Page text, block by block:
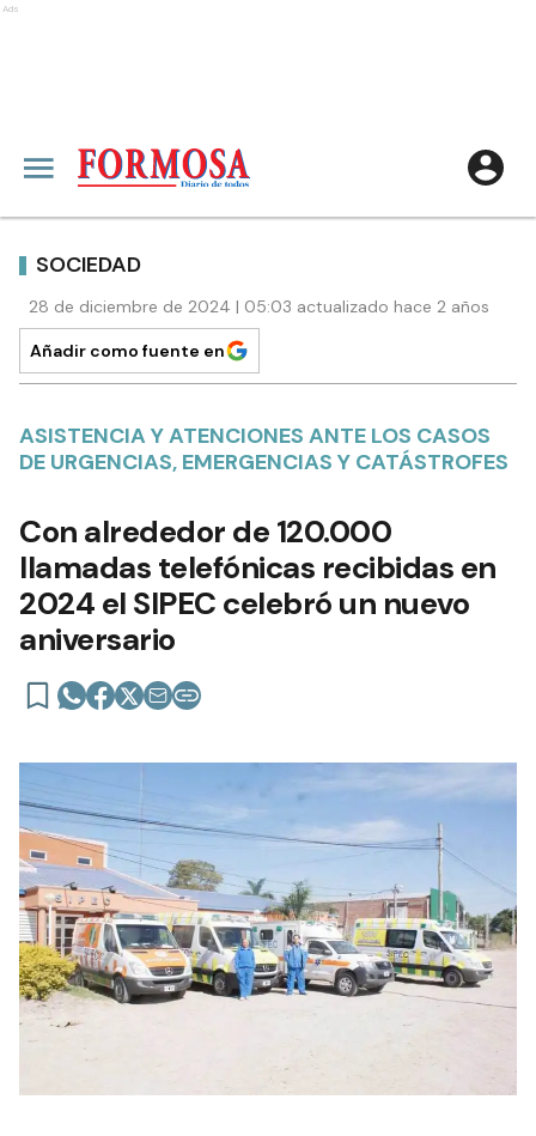
Ads
SOCIEDAD
28 de diciembre de 2024 | 05:03 actualizado hace 2 años
Añadir como fuente en
ASISTENCIA Y ATENCIONES ANTE LOS CASOS
DE URGENCIAS, EMERGENCIAS Y CATÁSTROFES
Con alrededor de 120.000
llamadas telefónicas recibidas en
2024 el SIPEC celebró un nuevo
aniversario